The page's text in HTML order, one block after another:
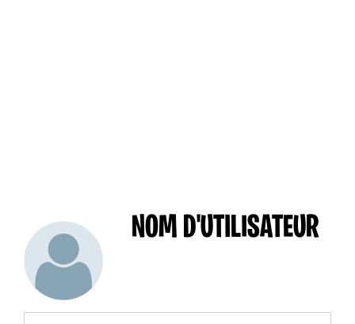
NOM D'UTILISATEUR